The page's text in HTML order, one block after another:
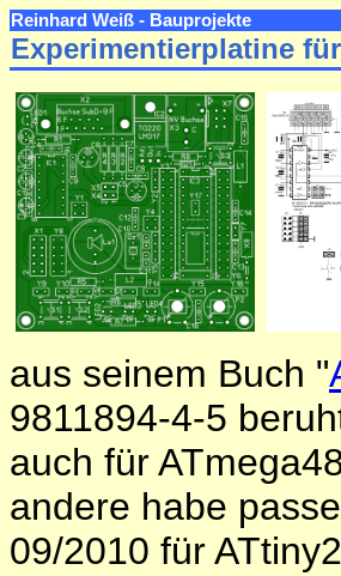
Reinhard Weiß - Bauprojekte
Experimentierplatine
aus seinem Buch "
9811894-4-5
auch für
andere habe
09/2010 für